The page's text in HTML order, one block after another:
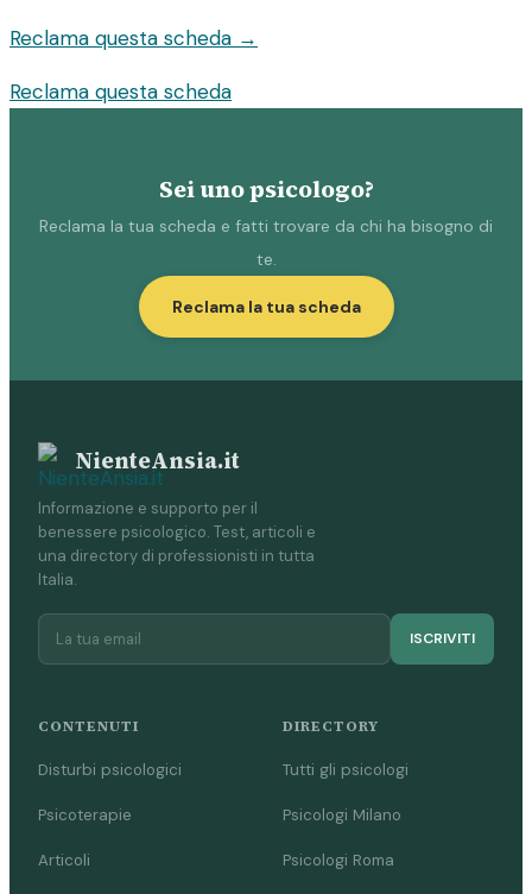
Reclama questa scheda →
Reclama questa scheda
Sei uno psicologo?
Reclama la tua scheda e fatti trovare da chi ha bisogno di
te.
Reclama la tua scheda
NienteAnsia.it
Informazione e supporto per il
benessere psicologico. Test, articoli e
una directory di professionisti in tutta
Italia.
ISCRIVITI
CONTENUTI
Disturbi psicologici
Psicoterapie
Articoli
DIRECTORY
Tutti gli psicologi
Psicologi Milano
Psicologi Roma